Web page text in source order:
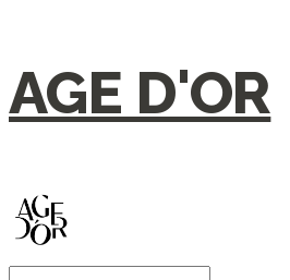
AGE D'OR